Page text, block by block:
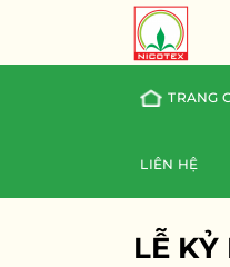
content
TRANG
LIÊN HỆ
LỄ